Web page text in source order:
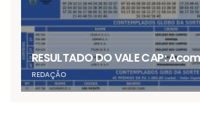
RESULTADO DO VALE CAP:
REDAÇÃO